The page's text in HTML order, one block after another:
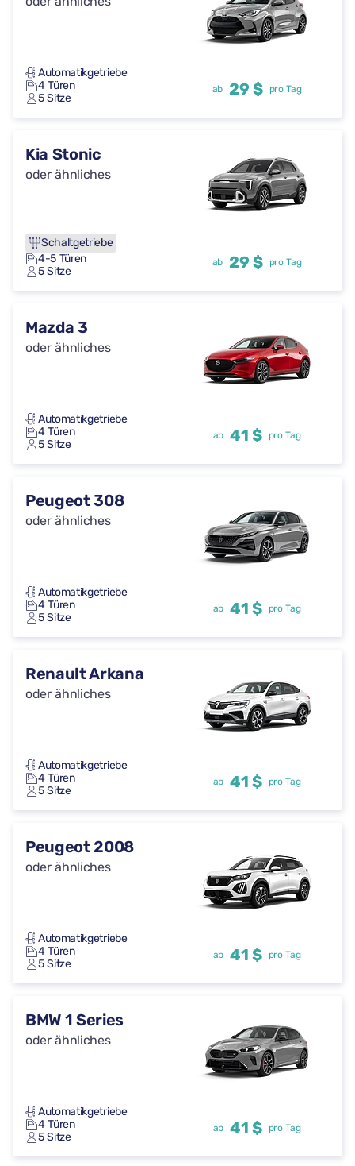
Automatikgetriebe
4 Türen
5 Sitze
ab 29 $ pro Tag
Kia Stonic
oder ähnliches
Schaltgetriebe
4-5 Türen
5 Sitze
ab 29 $ pro Tag
Mazda 3
oder ähnliches
Automatikgetriebe
4 Türen
5 Sitze
ab 41 $ pro Tag
Peugeot 308
oder ähnliches
Automatikgetriebe
4 Türen
5 Sitze
ab 41 $ pro Tag
Renault Arkana
oder ähnliches
Automatikgetriebe
4 Türen
5 Sitze
ab 41 $ pro Tag
Peugeot 2008
oder ähnliches
Automatikgetriebe
4 Türen
5 Sitze
ab 41 $ pro Tag
BMW 1 Series
oder ähnliches
Automatikgetriebe
4 Türen
5 Sitze
ab 41 $ pro Tag